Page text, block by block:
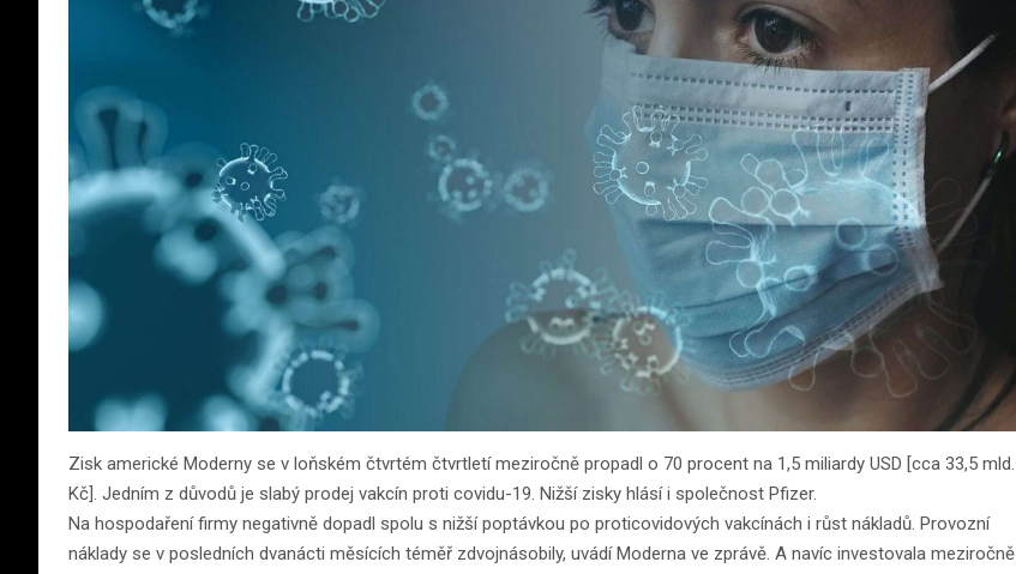
Zisk americké Moderny se v loňském čtvrtém čtvrtletí meziročně propadl o 70 procent na 1,5 miliardy USD [cca 33,5 mld.
Kč]. Jedním z důvodů je slabý prodej vakcín proti covidu-19. Nižší zisky hlásí i společnost Pfizer.
Na hospodaření firmy negativně dopadl spolu s nižší poptávkou po proticovidových vakcínách i růst nákladů. Provozní
náklady se v posledních dvanácti měsících téměř zdvojnásobily, uvádí Moderna ve zprávě. A navíc investovala meziročně